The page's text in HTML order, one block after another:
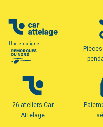
Une enseigne
26 ateliers Car
Attelage